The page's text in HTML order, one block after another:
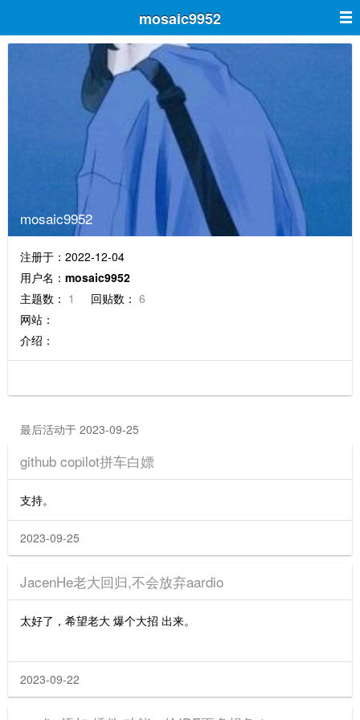
mosaic9952
mosaic9952
注册于：2022-12-04
用户名： mosaic9952
主题数： 1 回贴数： 6
网站：
介绍：
最后活动于 2023-09-25
github copilot拼车白嫖
支持。
2023-09-25
JacenHe老大回归,不会放弃aardio
太好了，希望老大 爆个大招 出来。
2023-09-22